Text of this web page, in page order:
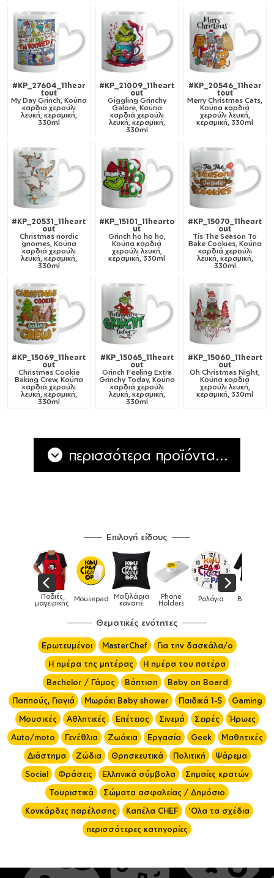
#KP_27604_11hear
tout
My Day Grinch, Κούπα
καρδιά χερούλι
λευκή, κεραμική,
330ml
#KP_21009_11heart
out
Giggling Grinchy
Galore, Κούπα
καρδιά χερούλι
λευκή, κεραμική,
330ml
#KP_20546_11hear
tout
Merry Christmas Cats,
Κούπα καρδιά
χερούλι λευκή,
κεραμική, 330ml
#KP_20531_11heart
out
Christmas nordic
gnomes, Κούπα
καρδιά χερούλι
λευκή, κεραμική,
330ml
#KP_15101_11hearto
ut
Grinch ho ho ho,
Κούπα καρδιά
χερούλι λευκή,
κεραμική, 330ml
#KP_15070_11heart
out
Tis The Season To
Bake Cookies, Κούπα
καρδιά χερούλι
λευκή, κεραμική,
330ml
#KP_15069_11heart
out
Christmas Cookie
Baking Crew, Κούπα
καρδιά χερούλι
λευκή, κεραμική,
330ml
#KP_15065_11heart
out
Grinch Feeling Extra
Grinchy Today, Κούπα
καρδιά χερούλι
λευκή, κεραμική,
330ml
#KP_15060_11heart
out
Oh Christmas Night,
Κούπα καρδιά
χερούλι λευκή,
κεραμική, 330ml
περισσότερα προϊόντα...
Επιλογή είδους
Ποδιές
μαγειρικής Mousepad Μαξιλάρια
καναπέ
Phone
Holders Ρολόγια Βρεφικά
Θεματικές ενότητες
Ερωτευμένοι MasterChef
Για την δασκάλα/ο
Η ημέρα της μητέρας
Η ημέρα του πατέρα
Bachelor / Γάμος
Βάπτιση
Baby on Board
Παππούς, Γιαγιά
Μωράκι Baby shower Παιδικά 1-5
Gaming
Μουσικές
Αθλητικές Επέτειος Σινεμά Σειρές
Ήρωες
Auto/moto
Γενέθλια Ζωάκια Εργασία Geek
Μαθητικές
Διάστημα
Ζώδια Θρησκευτικά Πολιτική
Ψάρεμα
Social
Φράσεις Ελληνικά σύμβολα
Σημαίες κρατών
Τουριστικά
Σώματα ασφαλείας / Δημόσιο
Κονκάρδες παρέλασης
Καπέλα CHEF
'Ολα τα σχέδια
περισσότερες κατηγορίες